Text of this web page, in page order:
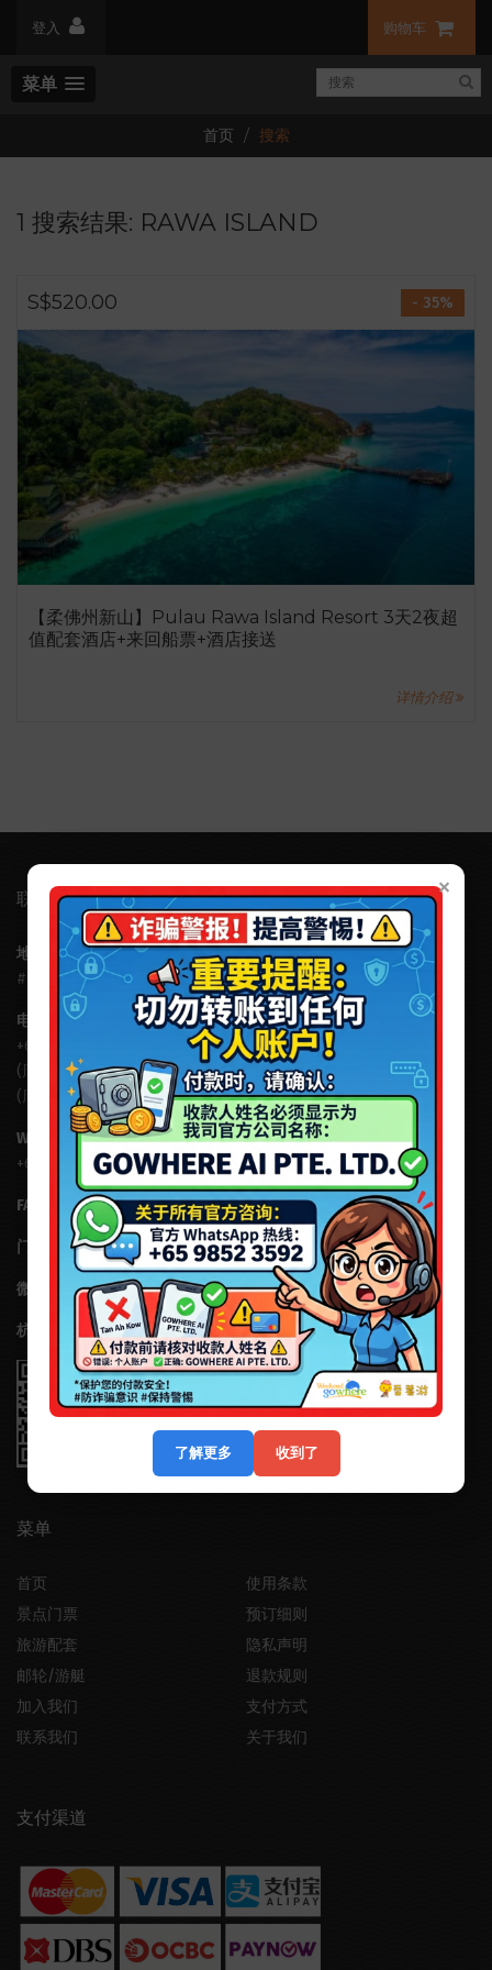
×
了解更多 收到了
登入 购物车
菜单
首页 搜索
1 搜索结果: RAWA ISLAND
S$520.00 - 35%
【柔佛州新山】Pulau Rawa Island Resort 3天2夜超
值配套酒店+来回船票+酒店接送
详情介绍
联系我们
地址:
Ubi Techpark （Ubi科技园）, 10 Ubi Crescent, Lobby B,
#03-15, Singapore 408564
电话:
+65 6631 8554
(周一至周五，9am - 6pm)
(周六，9am - 5pm)
WHATSAPP:
+65 8202 3422
FACEBOOK: fb.com/fanshuyousg
门票达人客服微信号:SGTICKET
微信公众号: 番薯游新加坡
杭州番薯游科技有限公司
菜单
首页
使用条款
景点门票
预订细则
旅游配套
隐私声明
邮轮/游艇
退款规则
加入我们
支付方式
联系我们
关于我们
支付渠道